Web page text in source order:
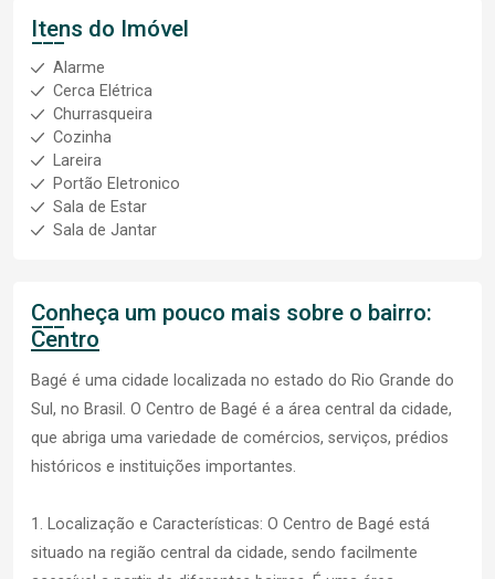
Itens do Imóvel
Alarme
Cerca Elétrica
Churrasqueira
Cozinha
Lareira
Portão Eletronico
Sala de Estar
Sala de Jantar
Conheça um pouco mais sobre o bairro:
Centro
Bagé é uma cidade localizada no estado do Rio Grande do
Sul, no Brasil. O Centro de Bagé é a área central da cidade,
que abriga uma variedade de comércios, serviços, prédios
históricos e instituições importantes.
1. Localização e Características: O Centro de Bagé está
situado na região central da cidade, sendo facilmente